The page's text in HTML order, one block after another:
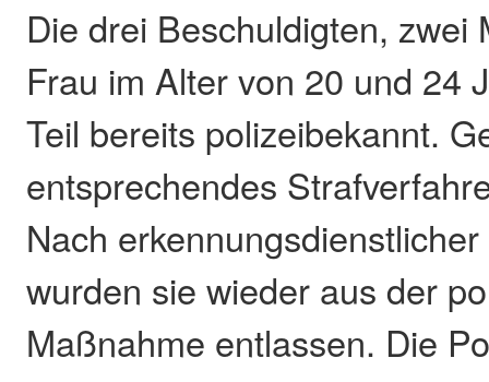
Die drei Beschuldigten, zwei
Frau im Alter von 20 und 24
Teil bereits polizeibekannt.
entsprechendes
Nach
wurden sie wieder aus der
Maßnahme entlassen. Die